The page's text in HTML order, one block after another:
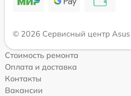
© 2026 Сервисный центр Asus
Стоимость ремонта
Оплата и доставка
Контакты
Вакансии